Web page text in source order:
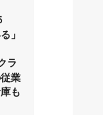
」
ラ
業
も